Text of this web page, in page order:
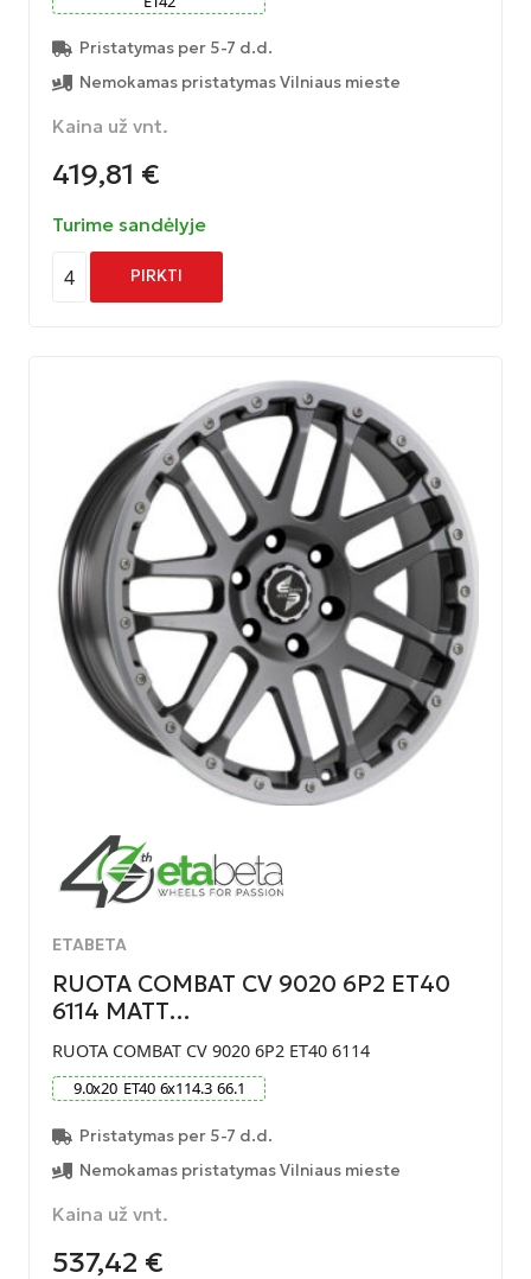
Pristatymas per 5-7 d.d.
Nemokamas pristatymas Vilniaus mieste
Kaina už vnt.
419,81 €
Turime sandėlyje
4 PIRKTI
ETABETA
RUOTA COMBAT CV 9020 6P2 ET40
6114 MATT…
RUOTA COMBAT CV 9020 6P2 ET40 6114
9.0x20 ET40 6x114.3 66.1
Pristatymas per 5-7 d.d.
Nemokamas pristatymas Vilniaus mieste
Kaina už vnt.
537,42 €